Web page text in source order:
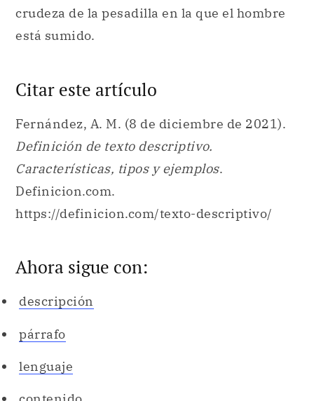
crudeza de la pesadilla en la que el hombre
está sumido.
Citar este artículo
Fernández, A. M. (8 de diciembre de 2021).
Definición de texto descriptivo.
Características, tipos y ejemplos.
Definicion.com.
https://definicion.com/texto-descriptivo/
Ahora sigue con:
descripción
párrafo
lenguaje